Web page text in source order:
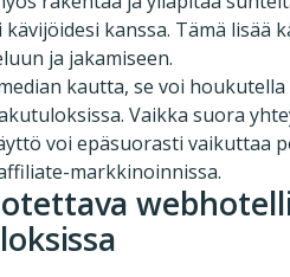
kanssa. Tämä
ja jakamiseen.
kautta, se voi
Vaikka suora
voi epäsuorasti vaikuttaa
markkinoinnissa.